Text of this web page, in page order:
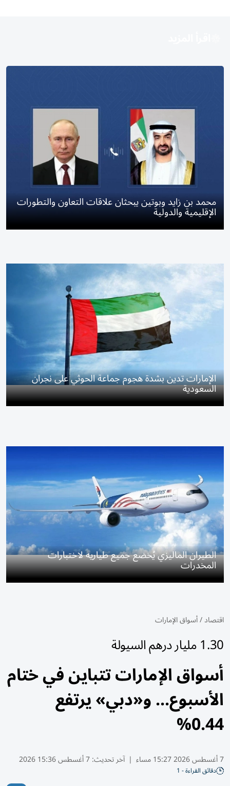
محمد بن زايد وبوتين يبحثان علاقات التعاون والتطورات
الإقليمية والدولية
الإمارات تدين بشدة هجوم جماعة الحوثي على نجران
السعودية
الطيران الماليزي يُخضع جميع طياريه لاختبارات
المخدرات
اقتصاد/أسواق الإمارات
1.30 مليار درهم السيولة
أسواق الإمارات تتباين في ختام
الأسبوع... و«دبي» يرتفع
0.44%
7 أغسطس 2026 15:27 مساء | آخر تحديث:7 أغسطس 15:36 2026
دقائق القراءة - 1